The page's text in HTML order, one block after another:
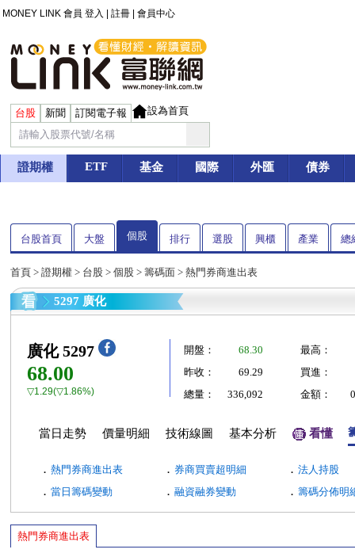
MONEY LINK 會員 登入 註冊 會員中心
台股 新聞 訂閱電子報 設為首頁
證期權 ETF 基金 國際 外匯 債券
台股首頁 大盤 個股 排行 選股 興櫃 產業 總
首頁 > 證期權 > 台股 > 個股 > 籌碼面 > 熱門券商進出表
5297 廣化
廣化 5297
68.00
▽1.29(▽1.86%)
開盤： 68.30
最高：
昨收：
69.29
買進：
總量：
336,092 金額：
當日走勢 價量明細 技術線圖 基本分析 看懂
． 熱門券商進出表 ． 券商買賣超明細 ． 法人持股
． 當日籌碼變動 ． 融資融券變動 ． 籌碼分佈明
熱門券商進出表